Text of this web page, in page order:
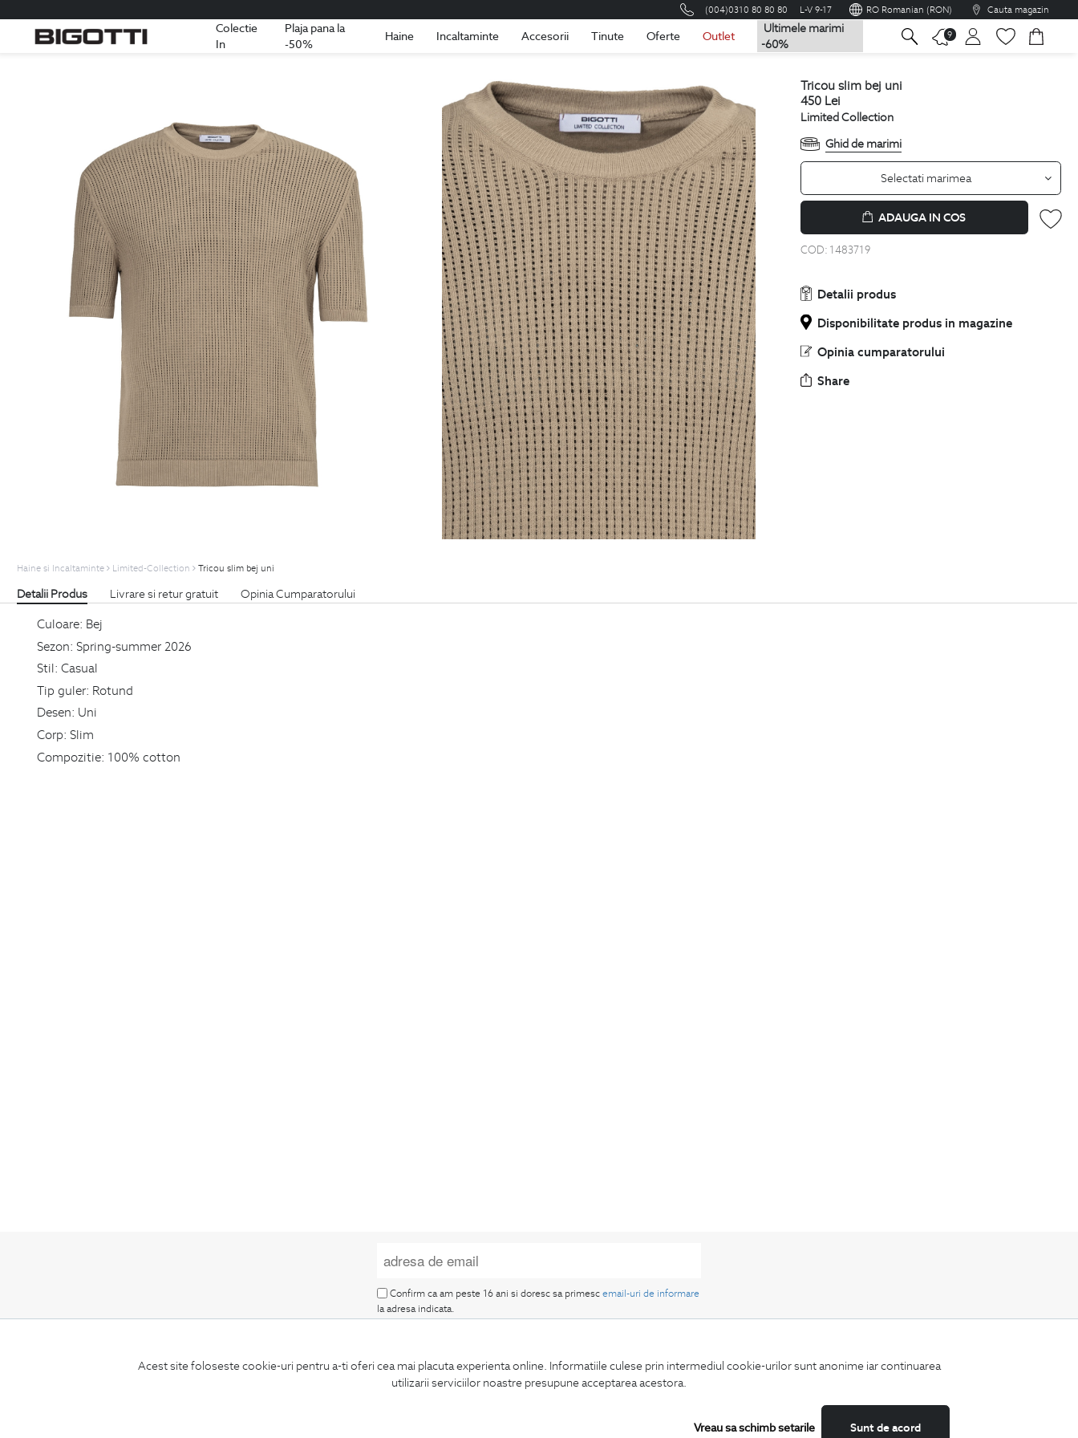
Acest site foloseste cookie-uri pentru a-ti oferi cea mai placuta experienta online. Informatiile culese prin intermediul cookie-urilor sunt anonime iar continuarea
utilizarii serviciilor noastre presupune acceptarea acestora.
Sunt de acord
Vreau sa schimb setarile
(004)0310 80 80 80 L-V 9-17 RO Romanian (RON) Cauta magazin
Colectie
In
Plaja pana la
-50%
Haine Incaltaminte Accesorii Tinute Oferte Outlet
Ultimele marimi
-60%
9
Romania Romana
tricou slim bej uni
450 Lei
Limited Collection
Ghid de marimi
Selectati marimea
ADAUGA IN COS
COD: 1483719
Detalii produs
Disponibilitate produs in magazine
Opinia cumparatorului
Share
Haine si Incaltaminte Limited-Collection Tricou slim bej uni
Detalii Produs Livrare si retur gratuit Opinia Cumparatorului
Culoare: Bej
Sezon: Spring-summer 2026
Stil: Casual
Tip guler: Rotund
Desen: Uni
Corp: Slim
Compozitie: 100% cotton
ABONEAZA-TE
LA NEWSLETTER
Confirm ca am peste 16 ani si doresc sa primescemail-uri de informare
la adresa indicata.